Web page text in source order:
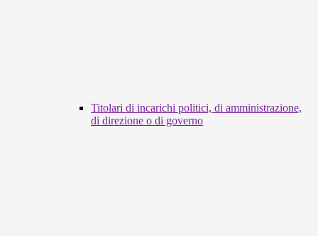
Titolari di incarichi politici, di amministrazione,
di direzione o di governo